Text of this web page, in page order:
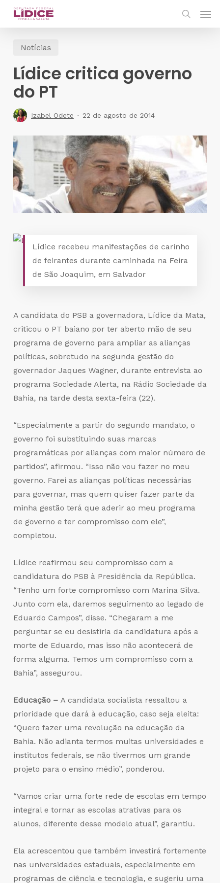
Skip
contentNotícias
Lídice critica governo
do PT
Izabel Odete 22 de agosto de 2014
Lídice recebeu manifestações de carinho
de feirantes durante caminhada na Feira
de São Joaquim, em Salvador
A candidata do PSB a governadora, Lídice da Mata,
criticou o PT baiano por ter aberto mão de seu
programa de governo para ampliar as alianças
políticas, sobretudo na segunda gestão do
governador Jaques Wagner, durante entrevista ao
programa Sociedade Alerta, na Rádio Sociedade da
Bahia, na tarde desta sexta-feira (22).
“Especialmente a partir do segundo mandato, o
governo foi substituindo suas marcas
programáticas por alianças com maior número de
partidos”, afirmou. “Isso não vou fazer no meu
governo. Farei as alianças políticas necessárias
para governar, mas quem quiser fazer parte da
minha gestão terá que aderir ao meu programa
de governo e ter compromisso com ele”,
completou.
Lídice reafirmou seu compromisso com a
candidatura do PSB à Presidência da República.
“Tenho um forte compromisso com Marina Silva.
Junto com ela, daremos seguimento ao legado de
Eduardo Campos”, disse. “Chegaram a me
perguntar se eu desistiria da candidatura após a
morte de Eduardo, mas isso não acontecerá de
forma alguma. Temos um compromisso com a
Bahia”, assegurou.
Educação – A candidata socialista ressaltou a
prioridade que dará à educação, caso seja eleita:
“Quero fazer uma revolução na educação da
Bahia. Não adianta termos muitas universidades e
institutos federais, se não tivermos um grande
projeto para o ensino médio”, ponderou.
“Vamos criar uma forte rede de escolas em tempo
integral e tornar as escolas atrativas para os
alunos, diferente desse modelo atual”, garantiu.
Ela acrescentou que também investirá fortemente
nas universidades estaduais, especialmente em
programas de ciência e tecnologia, e sugeriu uma